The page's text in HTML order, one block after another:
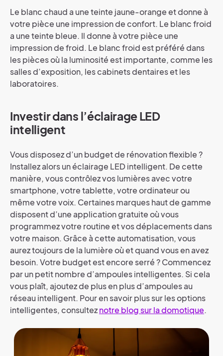
Le blanc chaud a une teinte jaune-orange et donne à
votre pièce une impression de confort. Le blanc froid
a une teinte bleue. Il donne à votre pièce une
impression de froid. Le blanc froid est préféré dans
les pièces où la luminosité est importante, comme les
salles d’exposition, les cabinets dentaires et les
laboratoires.
Investir dans l’éclairage LED
intelligent
Vous disposez d’un budget de rénovation flexible ?
Installez alors un éclairage LED intelligent. De cette
manière, vous contrôlez vos lumières avec votre
smartphone, votre tablette, votre ordinateur ou
même votre voix. Certaines marques haut de gamme
disposent d’une application gratuite où vous
programmez votre routine et vos déplacements dans
votre maison. Grâce à cette automatisation, vous
aurez toujours de la lumière où et quand vous en avez
besoin. Votre budget est encore serré ? Commencez
par un petit nombre d’ampoules intelligentes. Si cela
vous plaît, ajoutez de plus en plus d’ampoules au
réseau intelligent. Pour en savoir plus sur les options
intelligentes, consulteznotre blog sur la domotique.